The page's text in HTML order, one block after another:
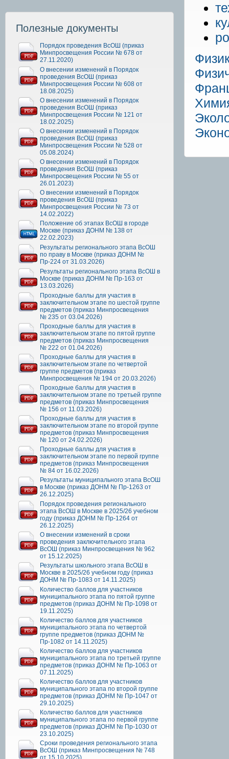
Полезные документы
Порядок проведения ВсОШ (приказ
Минпросвещения России № 678 от
27.11.2020)
О внесении изменений в Порядок
проведения ВсОШ (приказ
Минпросвещения России № 608 от
18.08.2025)
О внесении изменений в Порядок
проведения ВсОШ (приказ
Минпросвещения России № 121 от
18.02.2025)
О внесении изменений в Порядок
проведения ВсОШ (приказ
Минпросвещения России № 528 от
05.08.2024)
О внесении изменений в Порядок
проведения ВсОШ (приказ
Минпросвещения России № 55 от
26.01.2023)
О внесении изменений в Порядок
проведения ВсОШ (приказ
Минпросвещения России № 73 от
14.02.2022)
Положение об этапах ВсОШ в городе
Москве (приказ ДОНМ № 138 от
22.02.2023)
Результаты регионального этапа ВсОШ
по праву в Москве (приказ ДОНМ №
Пр-224 от 31.03.2026)
Результаты регионального этапа ВсОШ в
Москве (приказ ДОНМ № Пр-163 от
13.03.2026)
Проходные баллы для участия в
заключительном этапе по шестой группе
предметов (приказ Минпросвещения
№ 235 от 03.04.2026)
Проходные баллы для участия в
заключительном этапе по пятой группе
предметов (приказ Минпросвещения
№ 222 от 01.04.2026)
Проходные баллы для участия в
заключительном этапе по четвертой
группе предметов (приказ
Минпросвещения № 194 от 20.03.2026)
Проходные баллы для участия в
заключительном этапе по третьей группе
предметов (приказ Минпросвещения
№ 156 от 11.03.2026)
Проходные баллы для участия в
заключительном этапе по второй группе
предметов (приказ Минпросвещения
№ 120 от 24.02.2026)
Проходные баллы для участия в
заключительном этапе по первой группе
предметов (приказ Минпросвещения
№ 84 от 16.02.2026)
Результаты муниципального этапа ВсОШ
в Москве (приказ ДОНМ № Пр-1263 от
26.12.2025)
Порядок проведения регионального
этапа ВсОШ в Москве в 2025/26 учебном
году (приказ ДОНМ № Пр-1264 от
26.12.2025)
О внесении изменений в сроки
проведения заключительного этапа
ВсОШ (приказ Минпросвещения № 962
от 15.12.2025)
Результаты школьного этапа ВсОШ в
Москве в 2025/26 учебном году (приказ
ДОНМ № Пр-1083 от 14.11.2025)
Количество баллов для участников
муниципального этапа по пятой группе
предметов (приказ ДОНМ № Пр-1098 от
19.11.2025)
Количество баллов для участников
муниципального этапа по четвертой
группе предметов (приказ ДОНМ №
Пр-1082 от 14.11.2025)
Количество баллов для участников
муниципального этапа по третьей группе
предметов (приказ ДОНМ № Пр-1063 от
07.11.2025)
Количество баллов для участников
муниципального этапа по второй группе
предметов (приказ ДОНМ № Пр-1047 от
29.10.2025)
Количество баллов для участников
муниципального этапа по первой группе
предметов (приказ ДОНМ № Пр-1030 от
23.10.2025)
Сроки проведения регионального этапа
ВсОШ (приказ Минпросвещения № 748
от 15.10.2025)